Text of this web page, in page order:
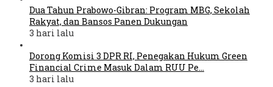
Dua Tahun Prabowo-Gibran: Program MBG, Sekolah
Rakyat, dan Bansos Panen Dukungan
3 hari lalu
Dorong Komisi 3 DPR RI, Penegakan Hukum Green
Financial Crime Masuk Dalam RUU Pe…
3 hari lalu